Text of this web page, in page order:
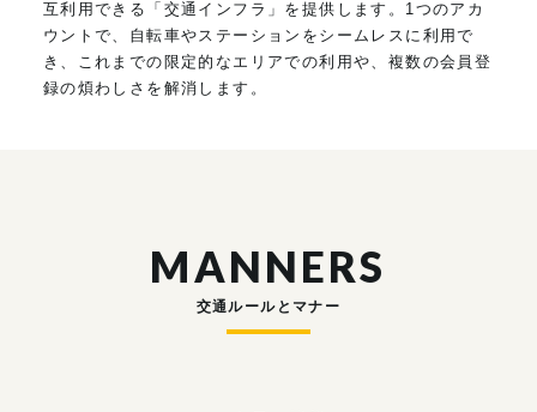
互利用できる「交通インフラ」を提供します。1つのアカ
ウントで、自転車やステーションをシームレスに利用で
き、これまでの限定的なエリアでの利用や、複数の会員登
録の煩わしさを解消します。
MANNERS
交通ルールとマナー